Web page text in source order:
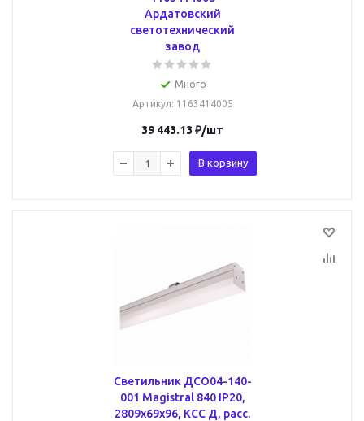
Ардатовский
светотехнический
завод
Много
Артикул: 1163414005
39 443.13 ₽/шт
В корзину
Cветильник ДСО04-140-
001 Magistral 840 IP20,
2809х69x96, КСС Д, расс.